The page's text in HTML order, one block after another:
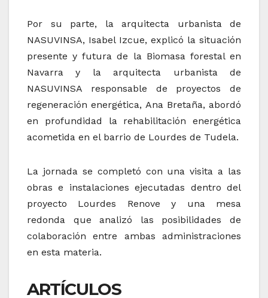
Por su parte, la arquitecta urbanista de
NASUVINSA, Isabel Izcue, explicó la situación
presente y futura de la Biomasa forestal en
Navarra y la arquitecta urbanista de
NASUVINSA responsable de proyectos de
regeneración energética, Ana Bretaña, abordó
en profundidad la rehabilitación energética
acometida en el barrio de Lourdes de Tudela.
La jornada se completó con una visita a las
obras e instalaciones ejecutadas dentro del
proyecto Lourdes Renove y una mesa
redonda que analizó las posibilidades de
colaboración entre ambas administraciones
en esta materia.
ARTÍCULOS